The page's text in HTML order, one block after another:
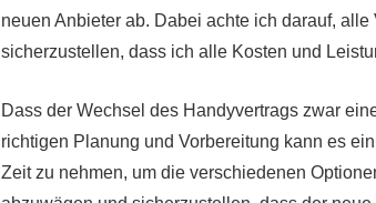
neuen Anbieter ab. Dabei achte ich darauf,
sicherzustellen, dass ich alle Kosten und
Dass der Wechsel des Handyvertrags zwar
richtigen Planung und Vorbereitung kann es
Zeit zu nehmen, um die verschiedenen